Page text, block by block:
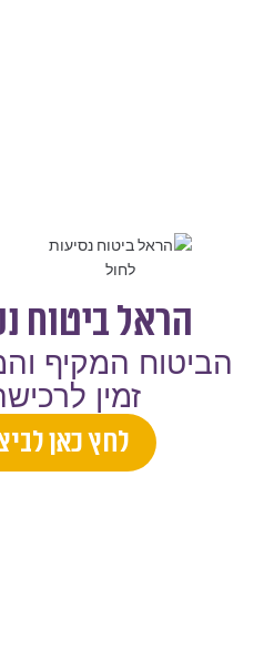
הראל ביטוח
הביטוח המקיף
זמין
לחץ כאן